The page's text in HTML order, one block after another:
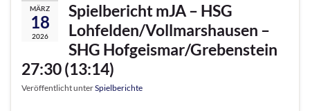
MÄRZ
18
2026
Spielbericht mJA – HSG
Lohfelden/Vollmarshausen –
SHG Hofgeismar/Grebenstein
27:30 (13:14)
Veröffentlicht unterSpielberichte